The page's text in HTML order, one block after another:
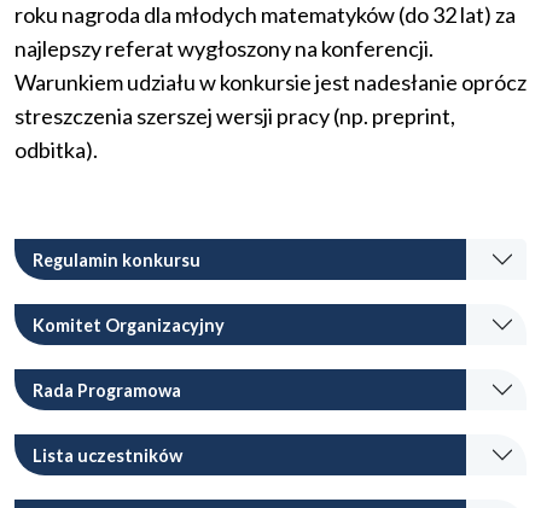
roku nagroda dla młodych matematyków (do 32 lat) za
najlepszy referat wygłoszony na konferencji.
Warunkiem udziału w konkursie jest nadesłanie oprócz
streszczenia szerszej wersji pracy (np. preprint,
odbitka).
Regulamin konkursu
Komitet Organizacyjny
Rada Programowa
Lista uczestników